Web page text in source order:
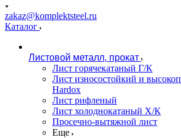
zakaz@komplektsteel.ru
Каталог
Листовой металл, прокат
Лист горячекатаный Г/К
Лист износостойкий и
Hardox
Лист рифленый
Лист холоднокатаный Х/К
Просечно-вытяжной лист
Еще